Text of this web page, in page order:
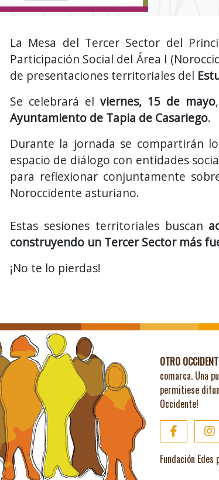
La Mesa del Tercer Sector del
Participación Social del Área I
de presentaciones territoriales del
Se celebrará el viernes, 15 de mayo
Ayuntamiento de Tapia de Casariego.
Durante la jornada se compartirán
espacio de diálogo con entidades
para reflexionar conjuntamente
Noroccidente asturiano.
Estas sesiones territoriales buscan
construyendo un Tercer Sector más
¡No te lo pierdas!
OTRO
comarca. Una
permitiese
Occidente!
Fundación